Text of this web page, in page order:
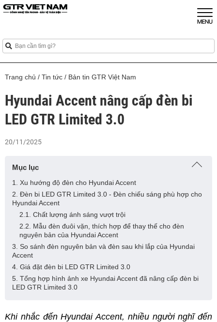
Trang chủ / Tin tức / Bản tin GTR Việt Nam
Hyundai Accent nâng cấp đèn bi
LED GTR Limited 3.0
20/11/2025
Mục lục
1. Xu hướng độ đèn cho Hyundai Accent
2. Đèn bi LED GTR Limited 3.0 - Đèn chiếu sáng phù hợp cho
Hyundai Accent
2.1. Chất lượng ánh sáng vượt trội
2.2. Mẫu đèn đuôi vặn, thích hợp để thay thế cho đèn
nguyên bản của Hyundai Accent
3. So sánh đèn nguyên bản và đèn sau khi lắp của Hyundai
Accent
4. Giá đặt đèn bi LED GTR Limited 3.0
5. Tổng hợp hình ảnh xe Hyundai Accent đã nâng cấp đèn bi
LED GTR Limited 3.0
Khi nhắc đến Hyundai Accent, nhiều người nghĩ đến